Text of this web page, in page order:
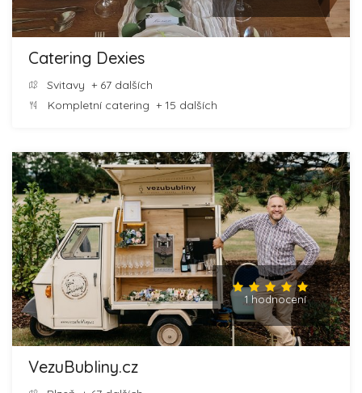
Catering Dexies
Svitavy + 67 dalších
Kompletní catering + 15 dalších
1 hodnocení
VezuBubliny.cz